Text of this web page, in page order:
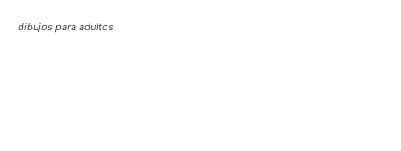
dibujos para adultos